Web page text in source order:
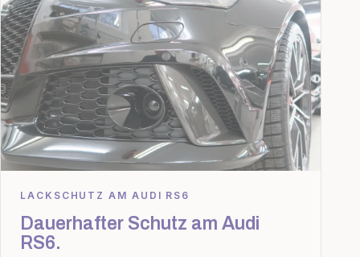
LACKSCHUTZ AM AUDI RS6
Dauerhafter Schutz am Audi
RS6.